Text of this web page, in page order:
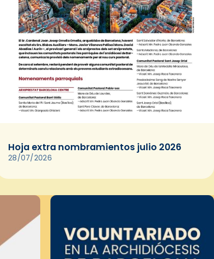
Hoja extra nombramientos julio 2026
28/07/2026